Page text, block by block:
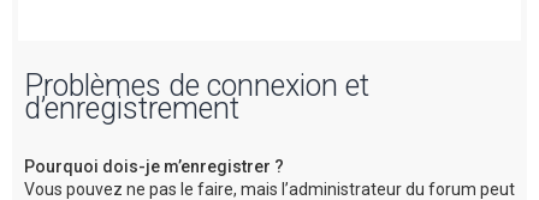
Problèmes de connexion et
d’enregistrement
Pourquoi dois-je m’enregistrer ?
Vous pouvez ne pas le faire, mais l’administrateur du forum peut